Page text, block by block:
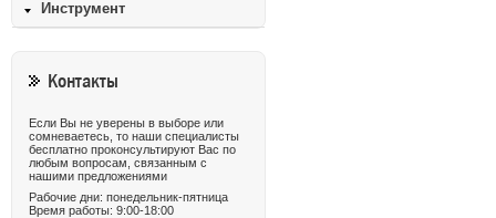
Инструмент
Контакты
Если Вы не уверены в выборе или
сомневаетесь, то наши специалисты
бесплатно проконсультируют Вас по
любым вопросам, связанным с
нашими предложениями
Рабочие дни: понедельник-пятница
Время работы: 9:00-18:00